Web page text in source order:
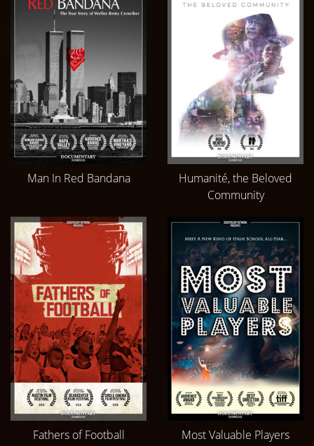
Man In Red Bandana
Humanité, the Beloved
Community
Fathers of Football Most Valuable Players